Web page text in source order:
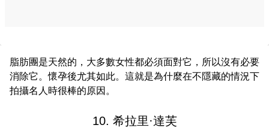
脂肪團是天然的，大多數女性都必須面對它，所以沒有必要
消除它。懷孕後尤其如此。這就是為什麼在不隱藏的情況下
拍攝名人時很棒的原因。
10. 希拉里·達芙